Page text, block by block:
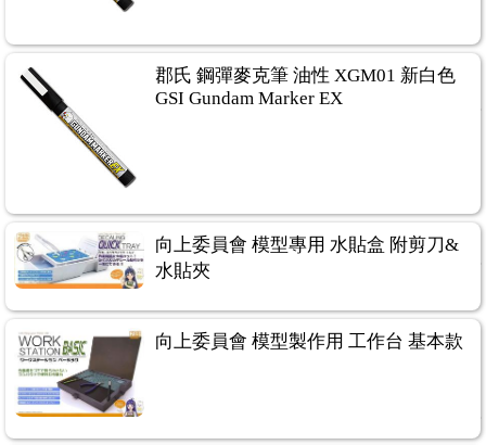
郡氏 鋼彈麥克筆 油性 XGM01 新白色
GSI Gundam Marker EX
向上委員會 模型專用 水貼盒 附剪刀&
水貼夾
向上委員會 模型製作用 工作台 基本款